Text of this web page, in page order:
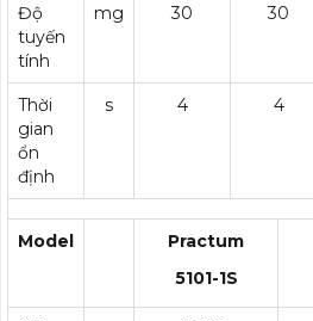
Độ
tuyến
tính
mg 30 30
Thời
gian
ổn
định
s 4 4
Model
Practum
5101-1S